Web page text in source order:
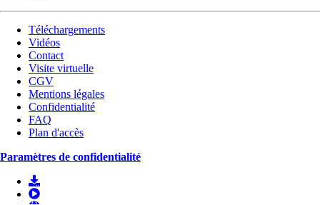
Téléchargements
Vidéos
Contact
Visite virtuelle
CGV
Mentions légales
Confidentialité
FAQ
Plan d'accès
Paramètres de confidentialité